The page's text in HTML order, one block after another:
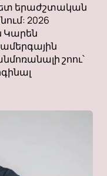
երաժշտական
2026
Կարեն
շոու՝